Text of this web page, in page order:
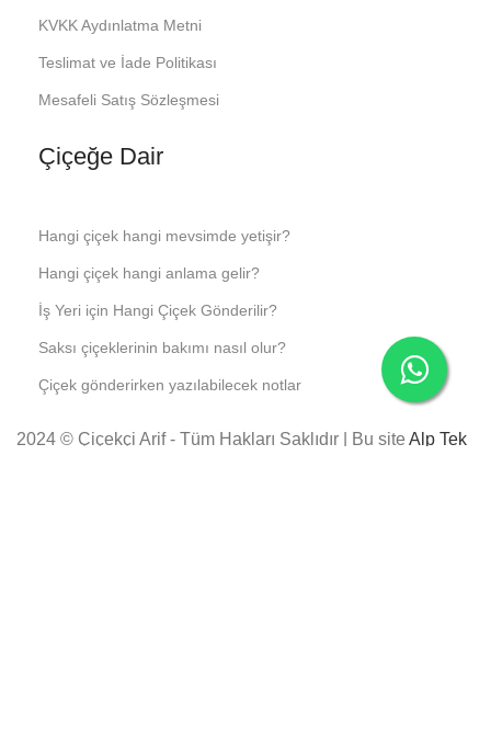
KVKK Aydınlatma Metni
Teslimat ve İade Politikası
Mesafeli Satış Sözleşmesi
Çiçeğe Dair
Hangi çiçek hangi mevsimde yetişir?
Hangi çiçek hangi anlama gelir?
İş Yeri için Hangi Çiçek Gönderilir?
Saksı çiçeklerinin bakımı nasıl olur?
Çiçek gönderirken yazılabilecek notlar
2024 © Çiçekçi Arif - Tüm Hakları Saklıdır | Bu site Alp Tek